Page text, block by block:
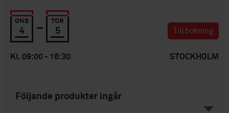
ONS
4 - TOR
5 Till bokning
Kl. 09:00 - 16:30 STOCKHOLM
Följande produkter ingår